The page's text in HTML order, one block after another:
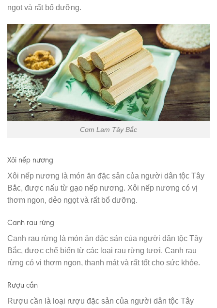
ngọt và rất bổ dưỡng.
Cơm Lam Tây Bắc
Xôi nếp nương
Xôi nếp nương là món ăn đặc sản của người dân tộc Tây
Bắc, được nấu từ gạo nếp nương. Xôi nếp nương có vị
thơm ngon, dẻo ngọt và rất bổ dưỡng.
Canh rau rừng
Canh rau rừng là món ăn đặc sản của người dân tộc Tây
Bắc, được chế biến từ các loại rau rừng tươi. Canh rau
rừng có vị thơm ngon, thanh mát và rất tốt cho sức khỏe.
Rượu cần
Rượu cần là loại rượu đặc sản của người dân tộc Tây